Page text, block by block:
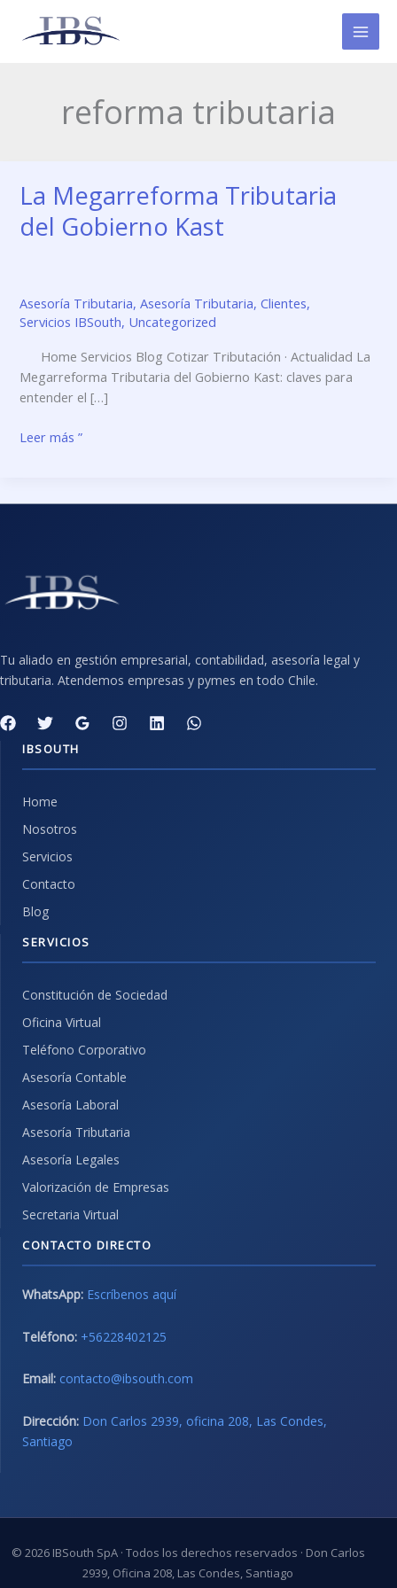
contenido
reforma tributaria
La Megarreforma Tributaria
del Gobierno Kast
Asesoría Tributaria, Asesoría Tributaria, Clientes,
Servicios IBSouth, Uncategorized
Home Servicios Blog Cotizar Tributación · Actualidad La
Megarreforma Tributaria del Gobierno Kast: claves para
entender el […]
La
Megarreforma
Tributaria
Leer más ”
Tu aliado en gestión empresarial, contabilidad, asesoría legal y
tributaria. Atendemos empresas y pymes en todo Chile.
IBSOUTH
Home
Nosotros
Servicios
Contacto
Blog
SERVICIOS
Constitución de Sociedad
Oficina Virtual
Teléfono Corporativo
Asesoría Contable
Asesoría Laboral
Asesoría Tributaria
Asesoría Legales
Valorización de Empresas
Secretaria Virtual
CONTACTO DIRECTO
WhatsApp: Escríbenos aquí
Teléfono: +56228402125
Email: contacto@ibsouth.com
Dirección: Don Carlos 2939, oficina 208, Las Condes,
Santiago
© 2026 IBSouth SpA · Todos los derechos reservados · Don Carlos
2939, Oficina 208, Las Condes, Santiago